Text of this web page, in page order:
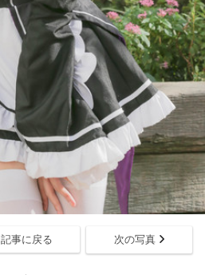
記事に戻る 次の写真